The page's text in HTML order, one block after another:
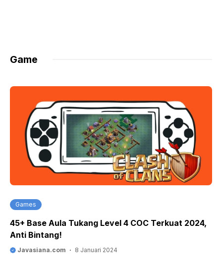
Game
Games
45+ Base Aula Tukang Level 4 COC Terkuat 2024,
Anti Bintang!
Javasiana.com 8 Januari 2024